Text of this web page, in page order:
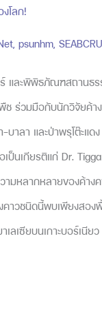
โลก!
psunhm SEABCRU
และพิพิธภัณฑสถานธ
ร่วมมือกับนักวิจัยค้า
าลา และป่าพรุโต๊ะแด
นเกียรติแก่ Dr.
วามหลากหลายของค้า
าวชนิดนี้พบเพียงสอง
เลเซียบนเกาะบอร์เ